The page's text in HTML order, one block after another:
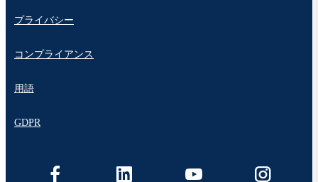
プライバシー
コンプライアンス
用語
GDPR